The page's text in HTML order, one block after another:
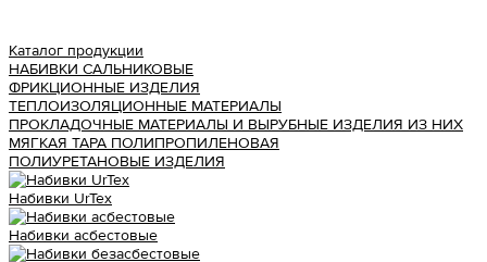
Каталог продукции
НАБИВКИ САЛЬНИКОВЫЕ
ФРИКЦИОННЫЕ ИЗДЕЛИЯ
ТЕПЛОИЗОЛЯЦИОННЫЕ МАТЕРИАЛЫ
ПРОКЛАДОЧНЫЕ МАТЕРИАЛЫ И ВЫРУБНЫЕ ИЗДЕЛИЯ ИЗ НИХ
МЯГКАЯ ТАРА ПОЛИПРОПИЛЕНОВАЯ
ПОЛИУРЕТАНОВЫЕ ИЗДЕЛИЯ
Набивки UrTex
Набивки асбестовые